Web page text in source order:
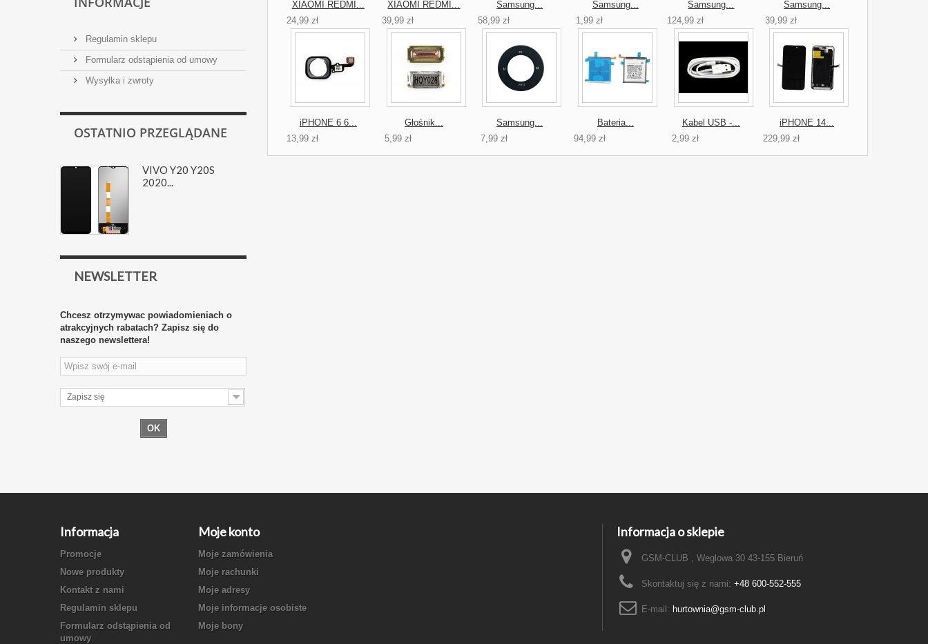
Regulamin sklepu
Formularz odstąpienia od umowy
Wysyłka i zwroty
OSTATNIO PRZEGLĄDANE
VIVO Y20 Y20S
2020...
NEWSLETTER
Chcesz otrzymywac powiadomieniach o
atrakcyjnych rabatach? Zapisz się do
naszego newslettera!
Zapisz się
OK
XIAOMI REDMI...
24,99 zł
XIAOMI REDMI...
39,99 zł
Samsung...
58,99 zł
Samsung...
1,99 zł
Samsung...
124,99 zł
Samsung...
39,99 zł
iPHONE 6 6...
13,99 zł
Głośnik...
5,99 zł
Samsung...
7,99 zł
Bateria...
94,99 zł
Kabel USB -...
2,99 zł
iPHONE 14...
229,99 zł
Informacja
Promocje
Nowe produkty
Kontakt z nami
Regulamin sklepu
Formularz odstąpienia od
umowy
Moje konto
Moje zamówienia
Moje rachunki
Moje adresy
Moje informacje osobiste
Moje bony
Informacja o sklepie
GSM-CLUB , Weglowa 30 43-155 Bieruń
Skontaktuj się z nami: +48 600-552-555
E-mail: hurtownia@gsm-club.pl